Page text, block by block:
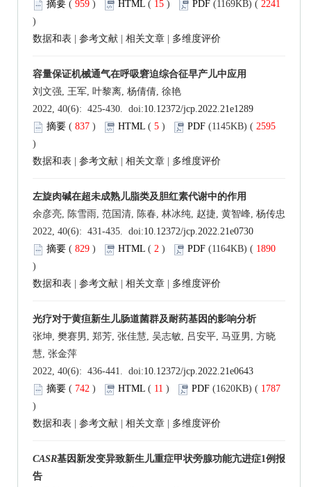
摘要 ( 959 ) HTML ( 15 ) PDF (1169KB) ( 2241
)
数据和表
参考文献 相关文章 多维度评价
容量保证机械通气在呼吸窘迫综合征早产儿中应用
刘文强, 王军, 叶黎离, 杨倩倩, 徐艳
2022, 40(6): 425-430. doi:10.12372/jcp.2022.21e1289
摘要 ( 837 ) HTML ( 5 ) PDF (1145KB) ( 2595
)
数据和表
参考文献 相关文章 多维度评价
左旋肉碱在超未成熟儿脂类及胆红素代谢中的作用
余彦亮, 陈雪雨, 范国清, 陈春, 林冰纯, 赵捷, 黄智峰, 杨传忠
2022, 40(6): 431-435. doi:10.12372/jcp.2022.21e0730
摘要 ( 829 ) HTML ( 2 ) PDF (1164KB) ( 1890
)
数据和表
参考文献 相关文章 多维度评价
光疗对于黄疸新生儿肠道菌群及耐药基因的影响分析
张坤, 樊赛男, 郑芳, 张佳慧, 吴志敏, 吕安平, 马亚男, 方晓
慧, 张金萍
2022, 40(6): 436-441. doi:10.12372/jcp.2022.21e0643
摘要 ( 742 ) HTML ( 11 ) PDF (1620KB) ( 1787
)
数据和表
参考文献 相关文章 多维度评价
CASR基因新发变异致新生儿重症甲状旁腺功能亢进症1例报
告